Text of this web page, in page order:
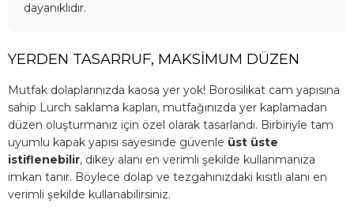
dayanıklıdır.
YERDEN TASARRUF, MAKSİMUM DÜZEN
Mutfak dolaplarınızda kaosa yer yok! Borosilikat cam yapısına
sahip Lurch saklama kapları, mutfağınızda yer kaplamadan
düzen oluşturmanız için özel olarak tasarlandı. Birbiriyle tam
uyumlu kapak yapısı sayesinde güvenle üst üste
istiflenebilir, dikey alanı en verimli şekilde kullanmanıza
imkan tanır. Böylece dolap ve tezgahınızdaki kısıtlı alanı en
verimli şekilde kullanabilirsiniz.